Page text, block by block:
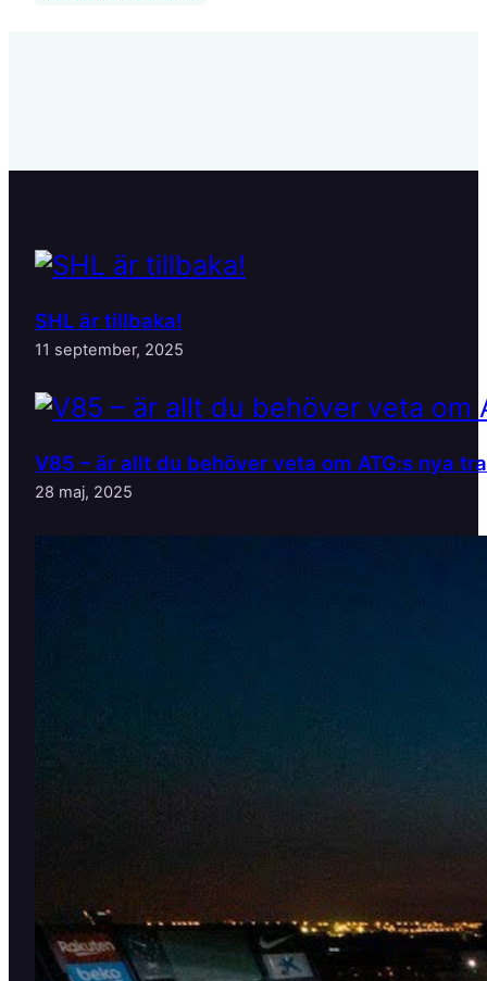
SHL är tillbaka!
11 september, 2025
V85 – är allt du behöver veta om ATG:s nya
28 maj, 2025